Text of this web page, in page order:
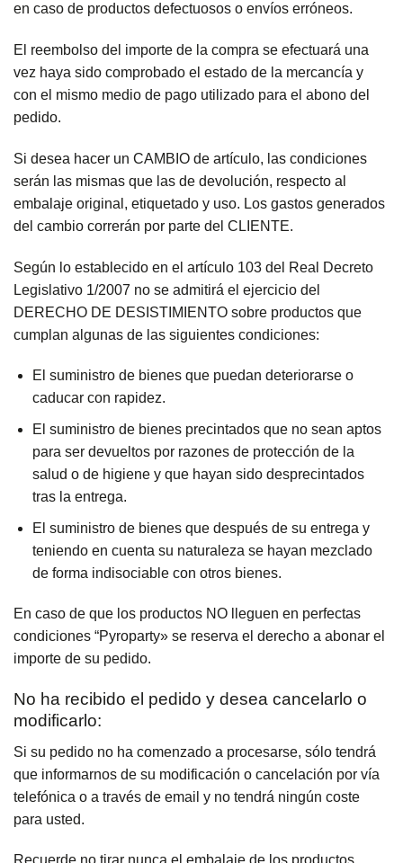
en caso de productos defectuosos o envíos erróneos.
El reembolso del importe de la compra se efectuará una
vez haya sido comprobado el estado de la mercancía y
con el mismo medio de pago utilizado para el abono del
pedido.
Si desea hacer un CAMBIO de artículo, las condiciones
serán las mismas que las de devolución, respecto al
embalaje original, etiquetado y uso. Los gastos generados
del cambio correrán por parte del CLIENTE.
Según lo establecido en el artículo 103 del Real Decreto
Legislativo 1/2007 no se admitirá el ejercicio del
DERECHO DE DESISTIMIENTO sobre productos que
cumplan algunas de las siguientes condiciones:
El suministro de bienes que puedan deteriorarse o
caducar con rapidez.
El suministro de bienes precintados que no sean aptos
para ser devueltos por razones de protección de la
salud o de higiene y que hayan sido desprecintados
tras la entrega.
El suministro de bienes que después de su entrega y
teniendo en cuenta su naturaleza se hayan mezclado
de forma indisociable con otros bienes.
En caso de que los productos NO lleguen en perfectas
condiciones “Pyroparty» se reserva el derecho a abonar el
importe de su pedido.
No ha recibido el pedido y desea cancelarlo o
modificarlo:
Si su pedido no ha comenzado a procesarse, sólo tendrá
que informarnos de su modificación o cancelación por vía
telefónica o a través de email y no tendrá ningún coste
para usted.